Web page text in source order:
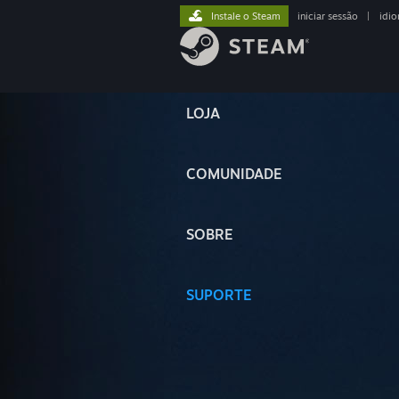
LOJA
COMUNIDADE
SOBRE
SUPORTE
Instale o Steam iniciar sessão